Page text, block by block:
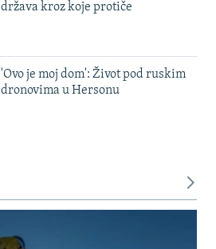
država kroz koje protiče
'Ovo je moj dom': Život pod ruskim
dronovima u Hersonu